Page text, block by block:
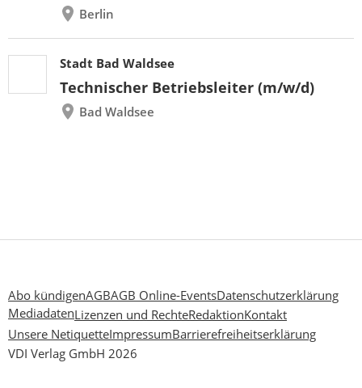
Berlin
Stadt Bad Waldsee
Technischer Betriebsleiter (m/w/d)
Bad Waldsee
Abo kündigenAGBAGB Online-EventsDatenschutzerklärung
MediadatenLizenzen und RechteRedaktionKontakt
Unsere NetiquetteImpressumBarrierefreiheitserklärung
VDI Verlag GmbH 2026